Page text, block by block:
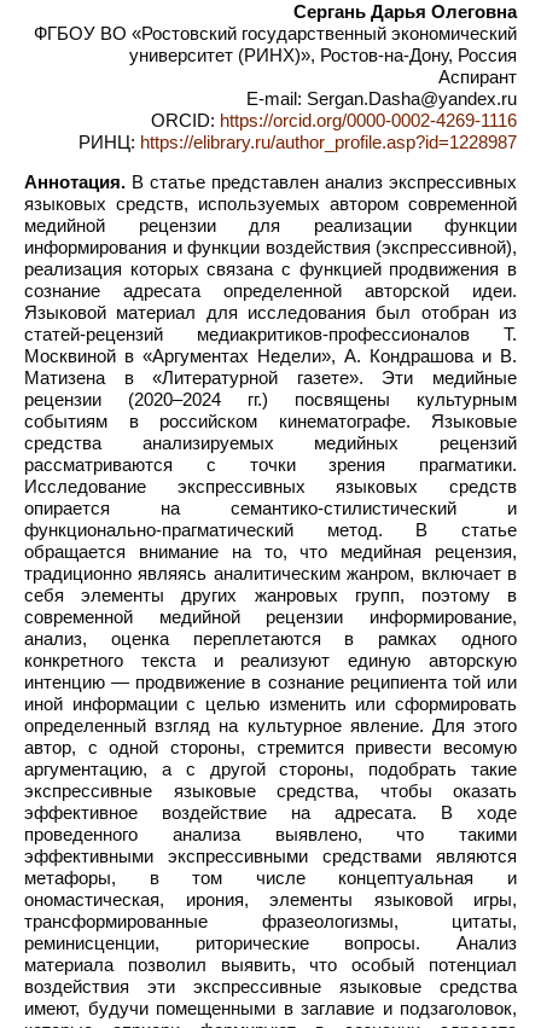
Сергань Дарья Олеговна
ФГБОУ ВО «Ростовский государственный экономический
университет (РИНХ)», Ростов-на-Дону, Россия
Аспирант
E-mail: Sergan.Dasha@yandex.ru
ORCID: https://orcid.org/0000-0002-4269-1116
РИНЦ: https://elibrary.ru/author_profile.asp?id=1228987
Аннотация. В статье представлен анализ экспрессивных
языковых средств, используемых автором современной
медийной рецензии для реализации функции
информирования и функции воздействия (экспрессивной),
реализация которых связана с функцией продвижения в
сознание адресата определенной авторской идеи.
Языковой материал для исследования был отобран из
статей-рецензий медиакритиков-профессионалов Т.
Москвиной в «Аргументах Недели», А. Кондрашова и В.
Матизена в «Литературной газете». Эти медийные
рецензии (2020–2024 гг.) посвящены культурным
событиям в российском кинематографе. Языковые
средства анализируемых медийных рецензий
рассматриваются с точки зрения прагматики.
Исследование экспрессивных языковых средств
опирается на семантико-стилистический и
функционально-прагматический метод. В статье
обращается внимание на то, что медийная рецензия,
традиционно являясь аналитическим жанром, включает в
себя элементы других жанровых групп, поэтому в
современной медийной рецензии информирование,
анализ, оценка переплетаются в рамках одного
конкретного текста и реализуют единую авторскую
интенцию — продвижение в сознание реципиента той или
иной информации с целью изменить или сформировать
определенный взгляд на культурное явление. Для этого
автор, с одной стороны, стремится привести весомую
аргументацию, а с другой стороны, подобрать такие
экспрессивные языковые средства, чтобы оказать
эффективное воздействие на адресата. В ходе
проведенного анализа выявлено, что такими
эффективными экспрессивными средствами являются
метафоры, в том числе концептуальная и
ономастическая, ирония, элементы языковой игры,
трансформированные фразеологизмы, цитаты,
реминисценции, риторические вопросы. Анализ
материала позволил выявить, что особый потенциал
воздействия эти экспрессивные языковые средства
имеют, будучи помещенными в заглавие и подзаголовок,